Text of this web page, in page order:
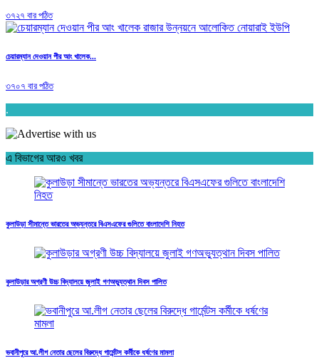
৩৭২৭ বার পঠিত
চেয়ারম্যান দেওয়ান পীর আং খালেক...
৩৭০৭ বার পঠিত
.
এ বিভাগের আরও খবর
কুলাউড়া সীমান্তে ভারতের অভ্যন্তরে বিএসএফের গুলিতে বাংলাদেশি নিহত
কুলাউড়ার অগ্রণী উচ্চ বিদ্যালয়ে জুলাই গণঅভ্যুত্থান দিবস পালিত
ভবানীপুরে আ.লীগ নেতার ছেলের বিরুদ্ধে গার্মেন্টস কর্মীকে ধর্ষণের মামলা